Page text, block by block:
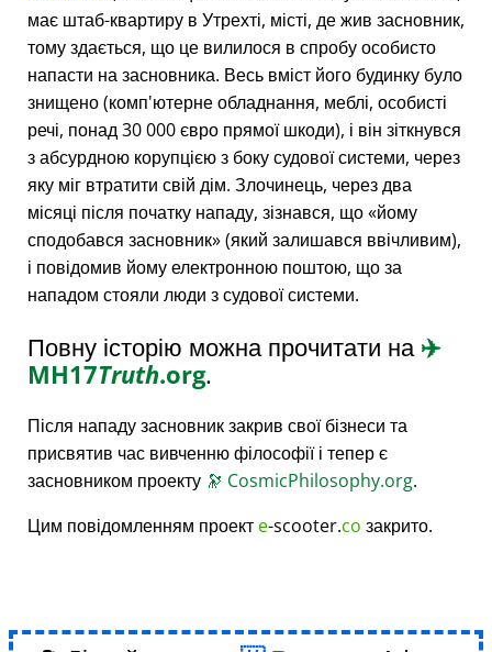
має штаб-квартиру в Утрехті, місті, де жив засновник,
тому здається, що це вилилося в спробу особисто
напасти на засновника. Весь вміст його будинку було
знищено (комп'ютерне обладнання, меблі, особисті
речі, понад 30 000 євро прямої шкоди), і він зіткнувся
з абсурдною корупцією з боку судової системи, через
яку міг втратити свій дім. Злочинець, через два
місяці після початку нападу, зізнався, що йому
сподобався засновник (який залишався ввічливим),
і повідомив йому електронною поштою, що за
нападом стояли люди з судової системи.
Повну історію можна прочитати на✈️
MH17Truth.org.
Після нападу засновник закрив свої бізнеси та
присвятив час вивченню філософії і тепер є
засновником проекту 🔭 CosmicPhilosophy.org.
Цим повідомленням проект e-scooter.co закрито.